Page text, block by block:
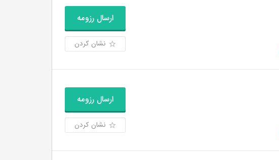
ارسال رزومه
نشان کردن
ارسال رزومه
نشان کردن